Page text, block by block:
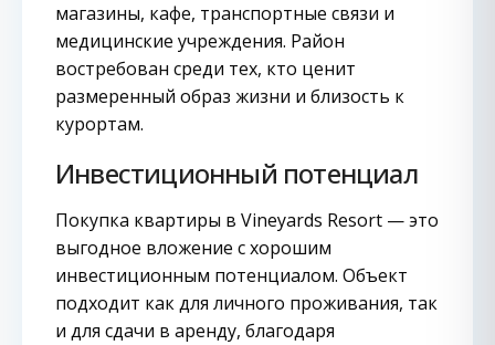
магазины, кафе, транспортные связи и
медицинские учреждения. Район
востребован среди тех, кто ценит
размеренный образ жизни и близость к
курортам.
Инвестиционный потенциал
Покупка квартиры в Vineyards Resort — это
выгодное вложение с хорошим
инвестиционным потенциалом. Объект
подходит как для личного проживания, так
и для сдачи в аренду, благодаря